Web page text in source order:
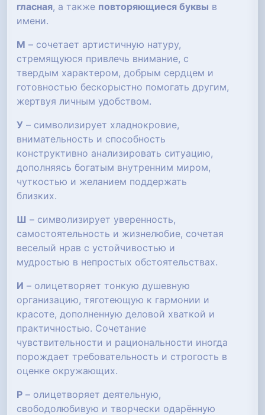
гласная, а также повторяющиеся буквы в
имени.
М – сочетает артистичную натуру,
стремящуюся привлечь внимание, с
твердым характером, добрым сердцем и
готовностью бескорыстно помогать другим,
жертвуя личным удобством.
У – символизирует хладнокровие,
внимательность и способность
конструктивно анализировать ситуацию,
дополняясь богатым внутренним миром,
чуткостью и желанием поддержать
близких.
Ш – символизирует уверенность,
самостоятельность и жизнелюбие, сочетая
веселый нрав с устойчивостью и
мудростью в непростых обстоятельствах.
И – олицетворяет тонкую душевную
организацию, тяготеющую к гармонии и
красоте, дополненную деловой хваткой и
практичностью. Сочетание
чувствительности и рациональности иногда
порождает требовательность и строгость в
оценке окружающих.
Р – олицетворяет деятельную,
свободолюбивую и творчески одарённую